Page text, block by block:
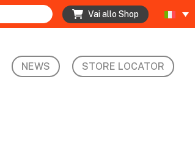
Vai allo Shop
NEWS STORE LOCATOR